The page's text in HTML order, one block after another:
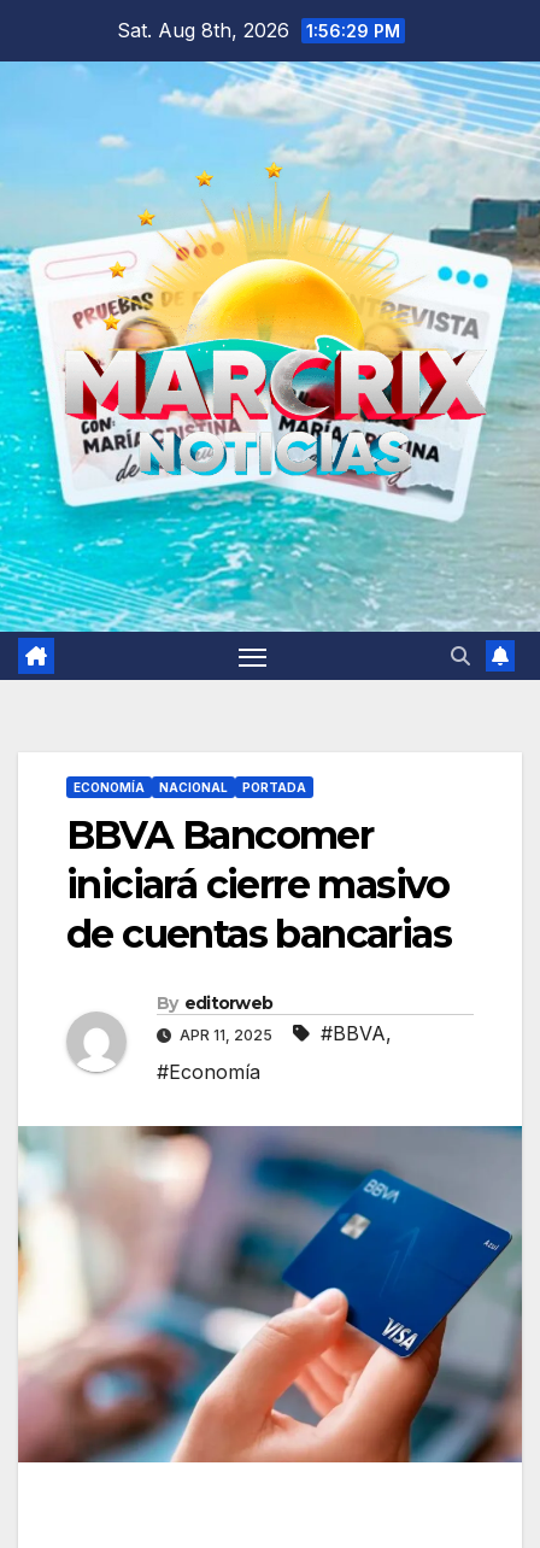
Sat. Aug 8th, 2026 1:56:30 PM
ECONOMÍA NACIONAL PORTADA
BBVA Bancomer
iniciará cierre masivo
de cuentas bancarias
By editorweb
APR 11, 2025 #BBVA,
#Economía